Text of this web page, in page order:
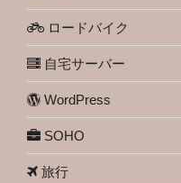
ロードバイク
自宅サーバー
WordPress
SOHO
旅行